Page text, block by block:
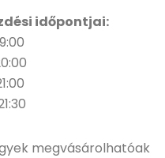
időpontjai:
megvásárolhatóak